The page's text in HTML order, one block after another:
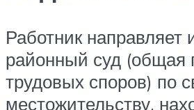
Работник направляет
районный суд (общая
трудовых споров) по
местожительству,